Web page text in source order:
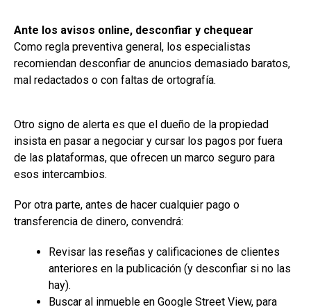
Ante los avisos online, desconfiar y chequear
Como regla preventiva general, los especialistas
recomiendan desconfiar de anuncios demasiado baratos,
mal redactados o con faltas de ortografía.
Otro signo de alerta es que el dueño de la propiedad
insista en pasar a negociar y cursar los pagos por fuera
de las plataformas, que ofrecen un marco seguro para
esos intercambios.
Por otra parte, antes de hacer cualquier pago o
transferencia de dinero, convendrá:
Revisar las reseñas y calificaciones de clientes
anteriores en la publicación (y desconfiar si no las
hay).
Buscar al inmueble en Google Street View, para